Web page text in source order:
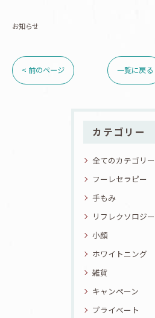
お知らせ
< 前のページ 一覧に戻る
カテゴリー
全てのカテゴリー
フーレセラピー
手もみ
リフレクソロジー
小顔
ホワイトニング
雑貨
キャンペーン
プライベート